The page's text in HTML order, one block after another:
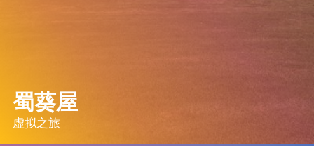
蜀葵屋
虚拟之旅